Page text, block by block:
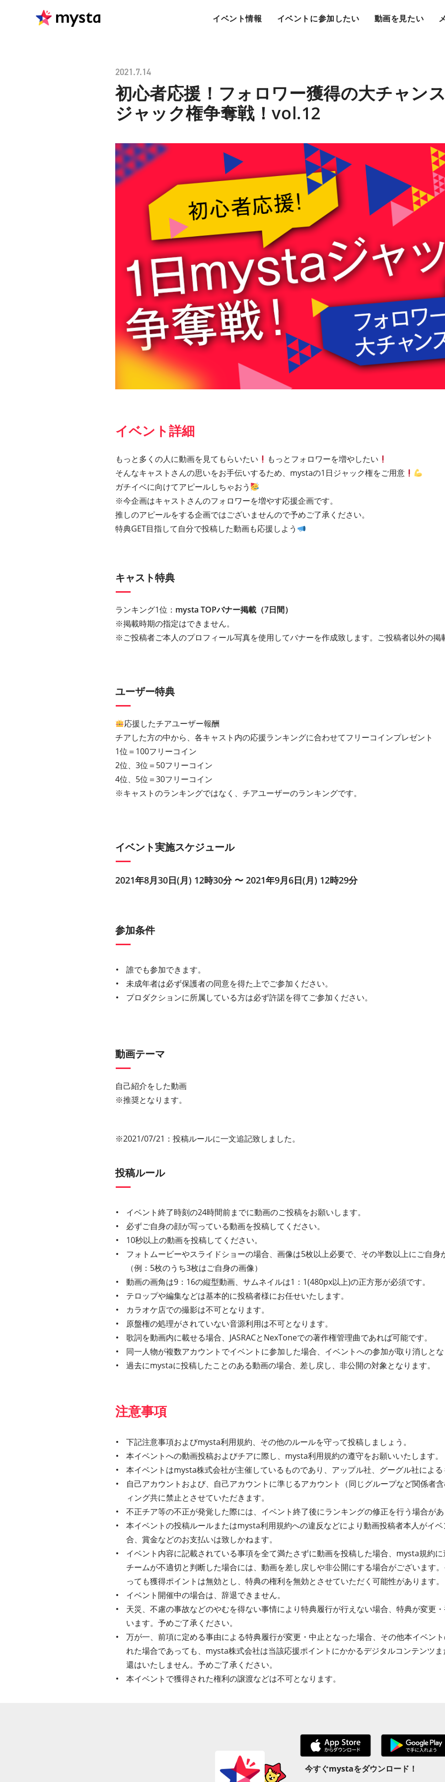
イベント情報 イベントに参加したい 動画を見たい
2021.7.14
初心者応援！フォロワー獲得の大チャン
ジャック権争奪戦！vol.12
イベント詳細
もっと多くの人に動画を見てもらいたい
もっとフォロワーを増やしたい
そんなキャストさんの思いをお手伝いするため、mystaの1日ジャック権をご用意
ガチイベに向けてアピールしちゃおう
※今企画はキャストさんのフォロワーを増やす応援企画です。
推しのアピールをする企画ではございませんので予めご了承ください。
特典GET目指して自分で投稿した動画も応援しよう
キャスト特典
ランキング1位： mysta TOPバナー掲載（7日間）
※掲載時期の指定はできません。
※ご投稿者ご本人のプロフィール写真を使用してバナーを作成致します。ご投稿者以外の掲
ユーザー特典
応援したチアユーザー報酬
チアした方の中から、各キャスト内の応援ランキングに合わせてフリーコインプレゼント
1位＝100フリーコイン
2位、3位＝50フリーコイン
4位、5位＝30フリーコイン
※キャストのランキングではなく、チアユーザーのランキングです。
イベント実施スケジュール
2021年8月30日(月) 12時30分 〜 2021年9月6日(月) 12時29分
参加条件
誰でも参加できます。
未成年者は必ず保護者の同意を得た上でご参加ください。
プロダクションに所属している方は必ず許諾を得てご参加ください。
動画テーマ
自己紹介をした動画
※推奨となります。
※2021/07/21：投稿ルールに一文追記致しました。
投稿ルール
イベント終了時刻の24時間前までに動画のご投稿をお願いします。
必ずご自身の顔が写っている動画を投稿してください。
10秒以上の動画を投稿してください。
フォトムービーやスライドショーの場合、画像は5枚以上必要で、その半数以上にご自身
（例：5枚のうち3枚はご自身の画像）
動画の画角は9：16の縦型動画、サムネイルは1：1(480px以上)の正方形が必須です。
テロップや編集などは基本的に投稿者様にお任せいたします。
カラオケ店での撮影は不可となります。
原盤権の処理がされていない音源利用は不可となります。
歌詞を動画内に載せる場合、JASRACとNexToneでの著作権管理曲であれば可能です。
同一人物が複数アカウントでイベントに参加した場合、イベントへの参加が取り消しとな
過去にmystaに投稿したことのある動画の場合、差し戻し、非公開の対象となります。
注意事項
下記注意事項およびmysta利用規約、その他のルールを守って投稿しましょう。
本イベントへの動画投稿およびチアに際し、mysta利用規約の遵守をお願いいたします。
本イベントはmysta株式会社が主催しているものであり、アップル社、グーグル社による
自己アカウントおよび、自己アカウントに準じるアカウント（同じグループなど関係者
ィング共に禁止とさせていただきます。
不正チア等の不正が発覚した際には、イベント終了後にランキングの修正を行う場合があ
本イベントの投稿ルールまたはmysta利用規約への違反などにより動画投稿者本人がイ
合、賞金などのお支払いは致しかねます。
イベント内容に記載されている事項を全て満たさずに動画を投稿した場合、mysta規約
チームが不適切と判断した場合には、動画を差し戻しや非公開にする場合がございます
っても獲得ポイントは無効とし、特典の権利を無効とさせていただく可能性があります。
イベント開催中の場合は、辞退できません。
天災、不慮の事故などのやむを得ない事情により特典履行が行えない場合、特典が変更
います。予めご了承ください。
万が一、前項に定める事由による特典履行が変更・中止となった場合、その他本イベン
れた場合であっても、mysta株式会社は当該応援ポイントにかかるデジタルコンテンツ
還はいたしません。予めご了承ください。
本イベントで獲得された権利の譲渡などは不可となります。
今すぐmystaをダウンロード！